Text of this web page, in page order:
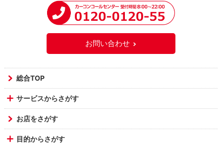
お問い合わせ
総合TOP
サービスからさがす
お店をさがす
目的からさがす